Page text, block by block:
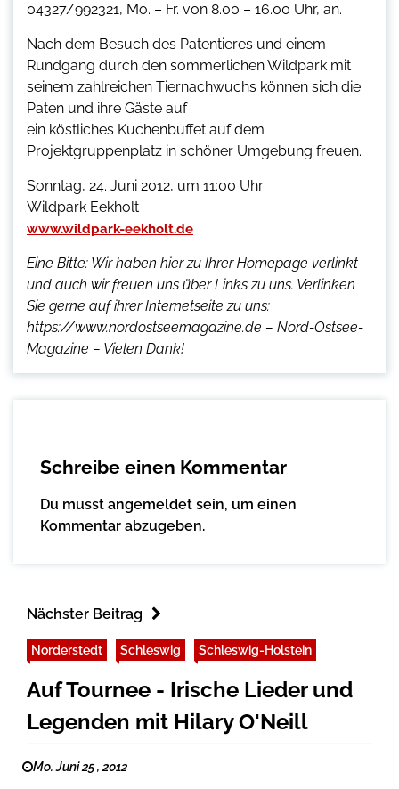
04327/992321, Mo. – Fr. von 8.00 – 16.00 Uhr, an.
Nach dem Besuch des Patentieres und einem
Rundgang durch den sommerlichen Wildpark mit
seinem zahlreichen Tiernachwuchs können sich die
Paten und ihre Gäste auf
ein köstliches Kuchenbuffet auf dem
Projektgruppenplatz in schöner Umgebung freuen.
Sonntag, 24. Juni 2012, um 11:00 Uhr
Wildpark Eekholt
www.wildpark-eekholt.de
Eine Bitte: Wir haben hier zu Ihrer Homepage verlinkt
und auch wir freuen uns über Links zu uns. Verlinken
Sie gerne auf ihrer Internetseite zu uns:
https://www.nordostseemagazine.de – Nord-Ostsee-
Magazine – Vielen Dank!
Schreibe einen Kommentar
Du musst angemeldet sein, um einen
Kommentar abzugeben.
Nächster Beitrag
Norderstedt Schleswig Schleswig-Holstein
Auf Tournee - Irische Lieder und
Legenden mit Hilary O'Neill
Mo. Juni 25 , 2012